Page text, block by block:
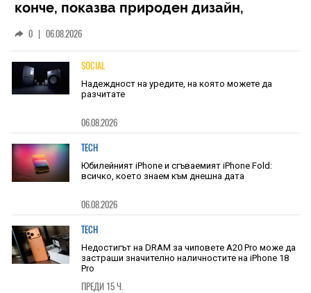
конче, показва природен дизайн,
0 | 06.08.2026
SOCIAL
Надеждност на уредите, на която можете да
разчитате
06.08.2026
TECH
Юбилейният iPhone и сгъваемият iPhone Fold:
всичко, което знаем към днешна дата
06.08.2026
TECH
Недостигът на DRAM за чиповете A20 Pro може да
застраши значително наличностите на iPhone 18
Pro
ПРЕДИ 15 Ч.